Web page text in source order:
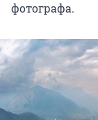
фотографа.